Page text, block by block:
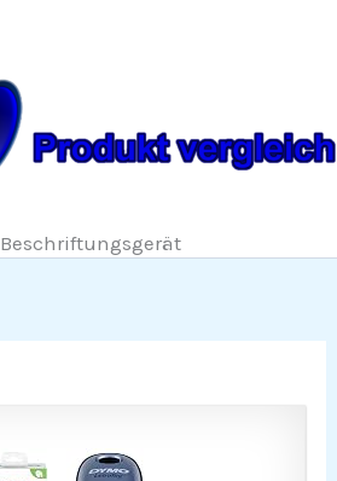
Beschriftungsgerät